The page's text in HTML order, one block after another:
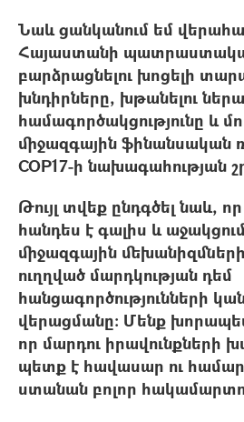
Նաև ցանկանում եմ
Հայաստանի
բարձրացնելու խոցելի
խնդիրները, խթանելու
համագործակցությունը և
միջազգային ֆինանսական
COP17-ի նախագահության
Թույլ տվեք ընդգծել նաև,
հանդես է գալիս և
միջազգային
ուղղված մարդկության դեմ
հանցագործությունների
վերացմանը։ Մենք
որ մարդու իրավունքների
պետք է հավասար ու
ստանան բոլոր